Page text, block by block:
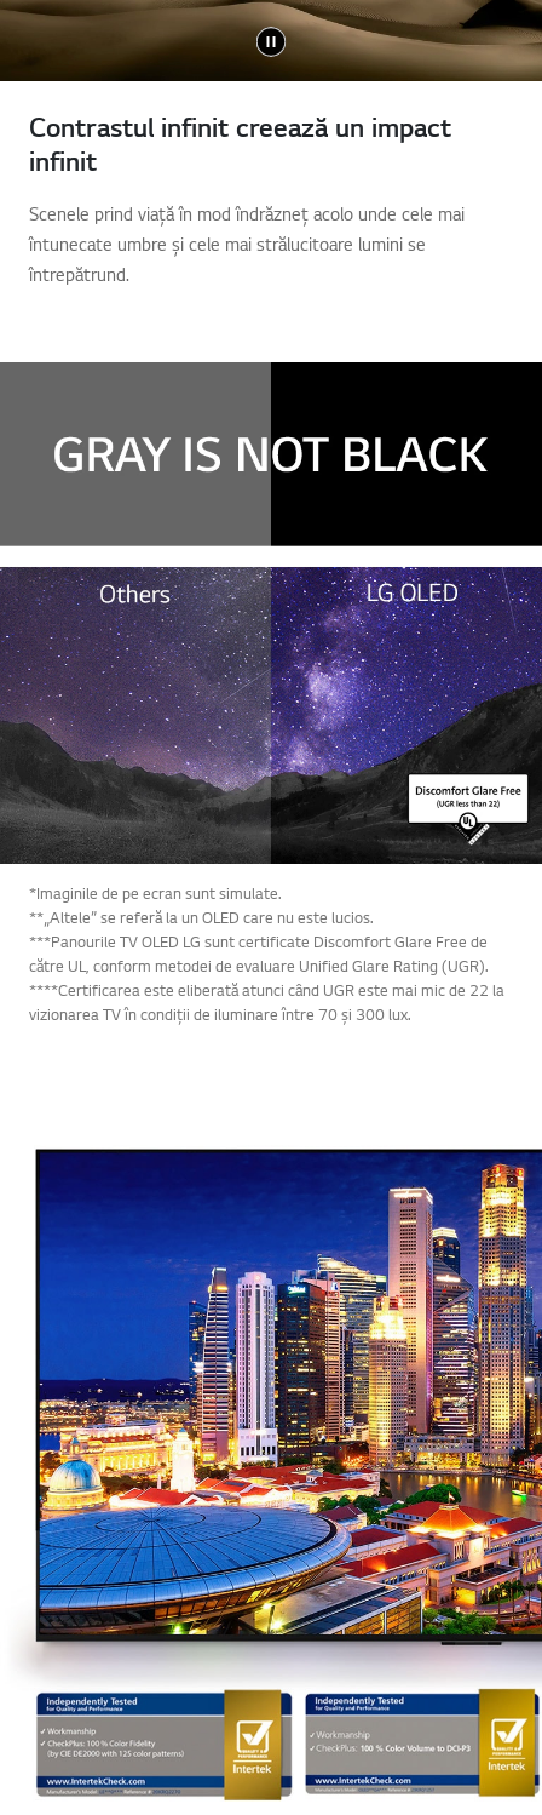
Contrastul infinit creează un impact
infinit
Scenele prind viață în mod îndrăzneț acolo unde cele mai
întunecate umbre și cele mai strălucitoare lumini se
întrepătrund.
*Imaginile de pe ecran sunt simulate.
**„Altele” se referă la un OLED care nu este lucios.
***Panourile TV OLED LG sunt certificate Discomfort Glare Free de
către UL, conform metodei de evaluare Unified Glare Rating (UGR).
****Certificarea este eliberată atunci când UGR este mai mic de 22 la
vizionarea TV în condiții de iluminare între 70 și 300 lux.